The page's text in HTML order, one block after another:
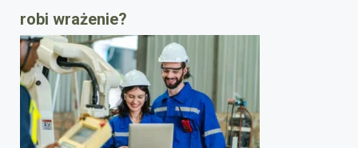
robi wrażenie?